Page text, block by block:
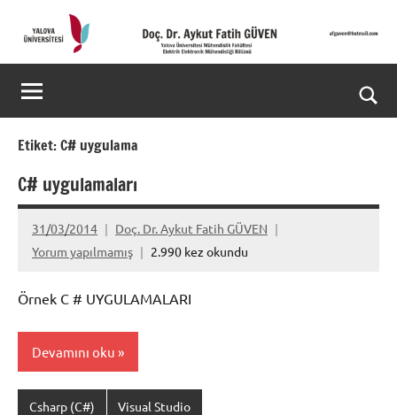
Doç.
Dr.
Aykut
Fatih
GÜVEN-
World's
top
2%
scientists
2025
Web
Sitesi
Etiket:C# uygulama
C# uygulamaları
31/03/2014
Doç. Dr. Aykut Fatih GÜVEN
Yorum yapılmamış
2.990 kez okundu
Örnek C # UYGULAMALARI
Devamını oku
Csharp (C#) Visual Studio